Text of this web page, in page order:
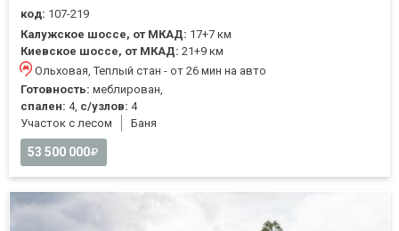
код: 107-219
Калужское шоссе, от МКАД: 17+7 км
Киевское шоссе, от МКАД: 21+9 км
Ольховая, Теплый стан - от 26 мин на авто
Готовность: меблирован,
спален: 4, с/узлов: 4
Участок с лесом
Баня
53 500 000